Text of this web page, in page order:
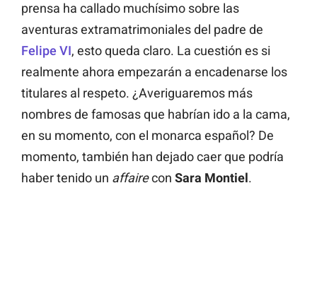
prensa ha callado muchísimo sobre las
aventuras extramatrimoniales del padre de
Felipe VI, esto queda claro. La cuestión es si
realmente ahora empezarán a encadenarse los
titulares al respeto. ¿Averiguaremos más
nombres de famosas que habrían ido a la cama,
en su momento, con el monarca español? De
momento, también han dejado caer que podría
haber tenido un affairecon Sara Montiel.